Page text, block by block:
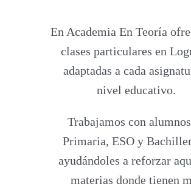
En Academia En Teoría
clases particulares en
adaptadas a cada
nivel educativo.
Trabajamos con
Primaria, ESO y
ayudándoles a reforzar
materias donde tienen